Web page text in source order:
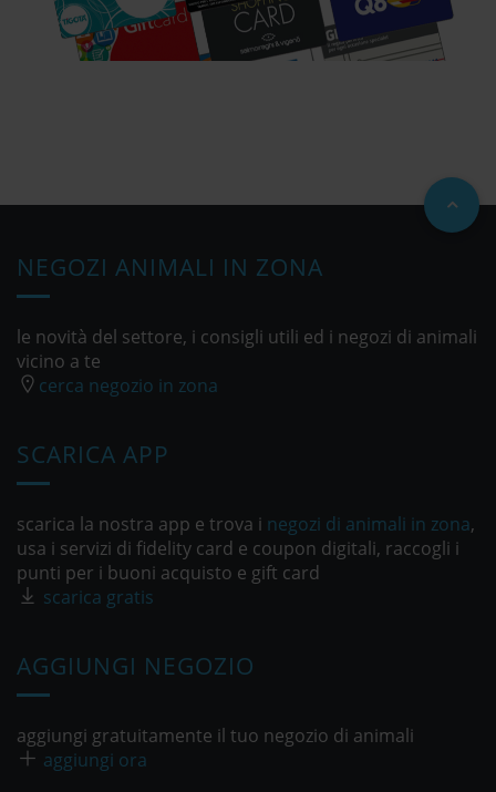
NEGOZI ANIMALI IN ZONA
le novità del settore, i consigli utili ed i negozi di animali
vicino a te
cerca negozio in zona
SCARICA APP
scarica la nostra app e trova i negozi di animali in zona,
usa i servizi di fidelity card e coupon digitali, raccogli i
punti per i buoni acquisto e gift card
scarica gratis
AGGIUNGI NEGOZIO
aggiungi gratuitamente il tuo negozio di animali
aggiungi ora